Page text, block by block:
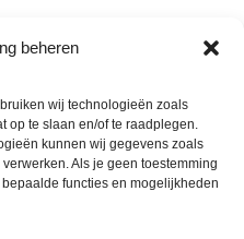
beheren
wij technologieën zoals
op te slaan en/of te raadplegen.
kunnen wij gegevens zoals
Als je geen toestemming
functies en mogelijkheden